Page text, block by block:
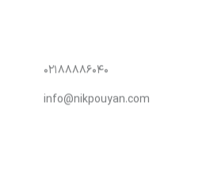
۰۲۱۸۸۸۸۶۰۴۰
info@nikpouyan.com